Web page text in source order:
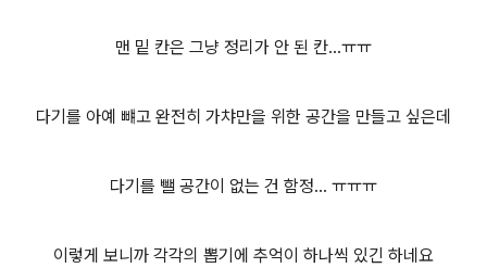
맨 밑 칸은 그냥 정리가 안 된 칸...ㅠㅠ
다기를 아예 뺴고 완전히 가챠만을 위한 공간을 만들고 싶은데
다기를 뺄 공간이 없는 건 함정... ㅠㅠㅠ
이렇게 보니까 각각의 뽑기에 추억이 하나씩 있긴 하네요